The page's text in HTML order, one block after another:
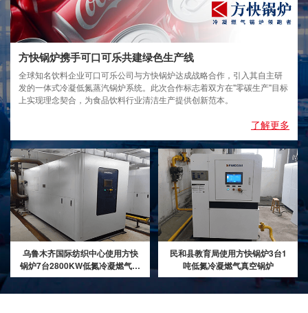
方快锅炉携手可口可乐共建绿色生产线
全球知名饮料企业可口可乐公司与方快锅炉达成战略合作，引入其自主研
发的一体式冷凝低氮蒸汽锅炉系统。此次合作标志着双方在"零碳生产"目标
上实现理念契合，为食品饮料行业清洁生产提供创新范本。
了解更多
乌鲁木齐国际纺织中心使用方快
锅炉7台2800KW低氮冷凝燃气真
空热水锅炉
民和县教育局使用方快锅炉3台1
吨低氮冷凝燃气真空锅炉